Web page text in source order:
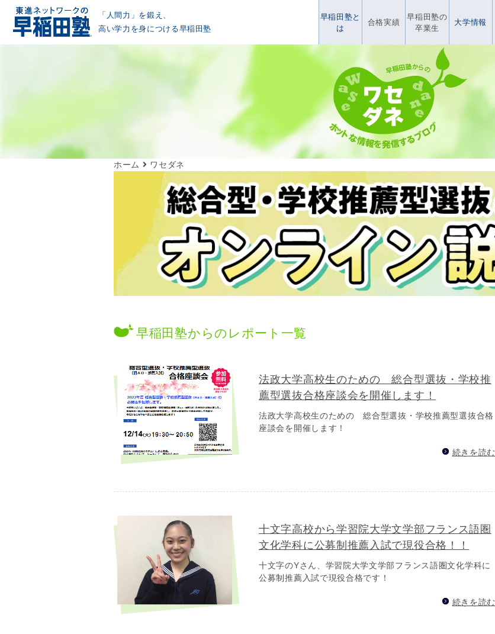
「人間力」を鍛え、
高い学力を身につける早稲田塾
早稲田塾と
は
合格実績
早稲田塾の
卒業生
大学情報
ホーム ワセダネ
早稲田塾からのレポート一覧
法政大学高校生のための 総合型選抜・学校推
薦型選抜合格座談会を開催します！
法政大学高校生のための 総合型選抜・学校推薦型選抜合格
座談会を開催します！
続きを読む
十文字高校から学習院大学文学部フランス語圏
文化学科に公募制推薦入試で現役合格！！
十文字のYさん、学習院大学文学部フランス語圏文化学科に
公募制推薦入試で現役合格です！
続きを読む